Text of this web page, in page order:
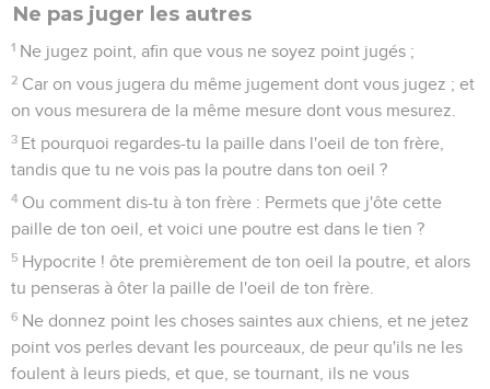
Ne pas juger les autres
1 Ne jugez point, afin que vous ne soyez point jugés ;
2 Car on vous jugera du même jugement dont vous jugez ; et
on vous mesurera de la même mesure dont vous mesurez.
3 Et pourquoi regardes-tu la paille dans l'oeil de ton frère,
tandis que tu ne vois pas la poutre dans ton oeil ?
4 Ou comment dis-tu à ton frère : Permets que j'ôte cette
paille de ton oeil, et voici une poutre est dans le tien ?
5 Hypocrite ! ôte premièrement de ton oeil la poutre, et alors
tu penseras à ôter la paille de l'oeil de ton frère.
6 Ne donnez point les choses saintes aux chiens, et ne jetez
point vos perles devant les pourceaux, de peur qu'ils ne les
foulent à leurs pieds, et que, se tournant, ils ne vous